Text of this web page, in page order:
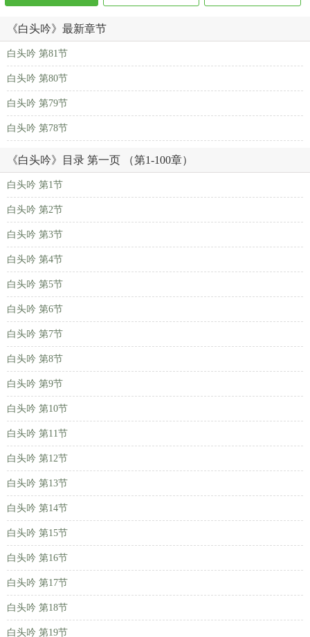
《白头吟》最新章节
白头吟 第81节
白头吟 第80节
白头吟 第79节
白头吟 第78节
《白头吟》目录 第一页 （第1-100章）
白头吟 第1节
白头吟 第2节
白头吟 第3节
白头吟 第4节
白头吟 第5节
白头吟 第6节
白头吟 第7节
白头吟 第8节
白头吟 第9节
白头吟 第10节
白头吟 第11节
白头吟 第12节
白头吟 第13节
白头吟 第14节
白头吟 第15节
白头吟 第16节
白头吟 第17节
白头吟 第18节
白头吟 第19节